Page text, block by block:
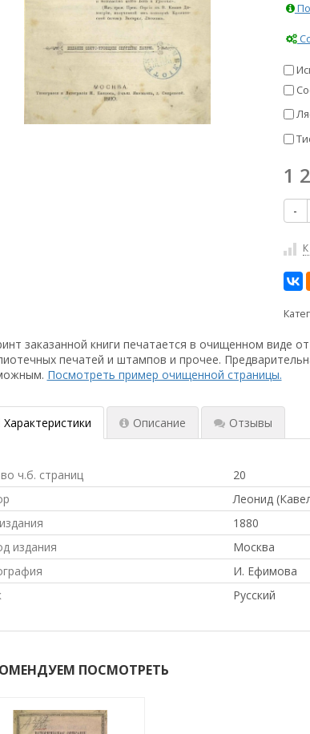
1
-
заказанной книги печатается в очищенном виде
печатей и штампов и прочее.
Посмотреть пример очищенной страницы.
Характеристики Описание Отзывы
ч.б. страниц
20
Леонид
1880
издания
Москва
И. Ефимова
Русский
ПОСМОТРЕТЬ